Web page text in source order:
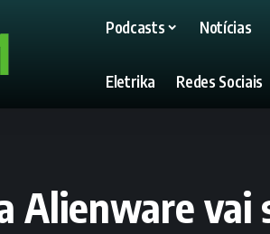
Podcasts Notícias
Eletrika Redes Sociais
Alienware vai